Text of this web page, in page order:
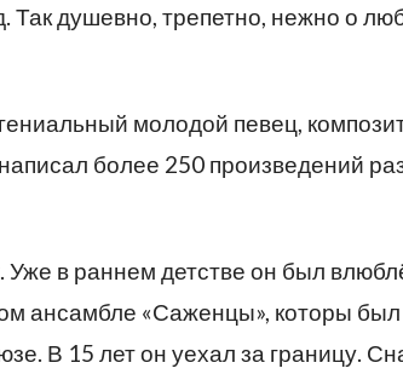
Так душевно, трепетно, нежно о
молодой певец,
более 250 произведений
Уже в раннем детстве он был
ансамбле «Саженцы», которы
В 15 лет он уехал за границу.